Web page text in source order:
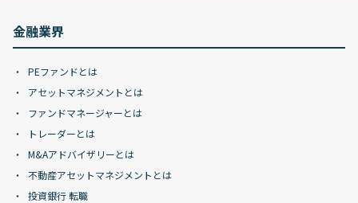
金融業界
PEファンドとは
アセットマネジメントとは
ファンドマネージャーとは
トレーダーとは
M&Aアドバイザリーとは
不動産アセットマネジメントとは
投資銀行 転職